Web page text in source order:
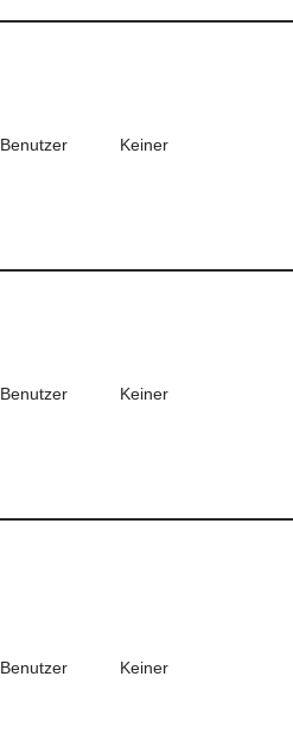
Benutzer Keiner
Benutzer Keiner
Benutzer Keiner